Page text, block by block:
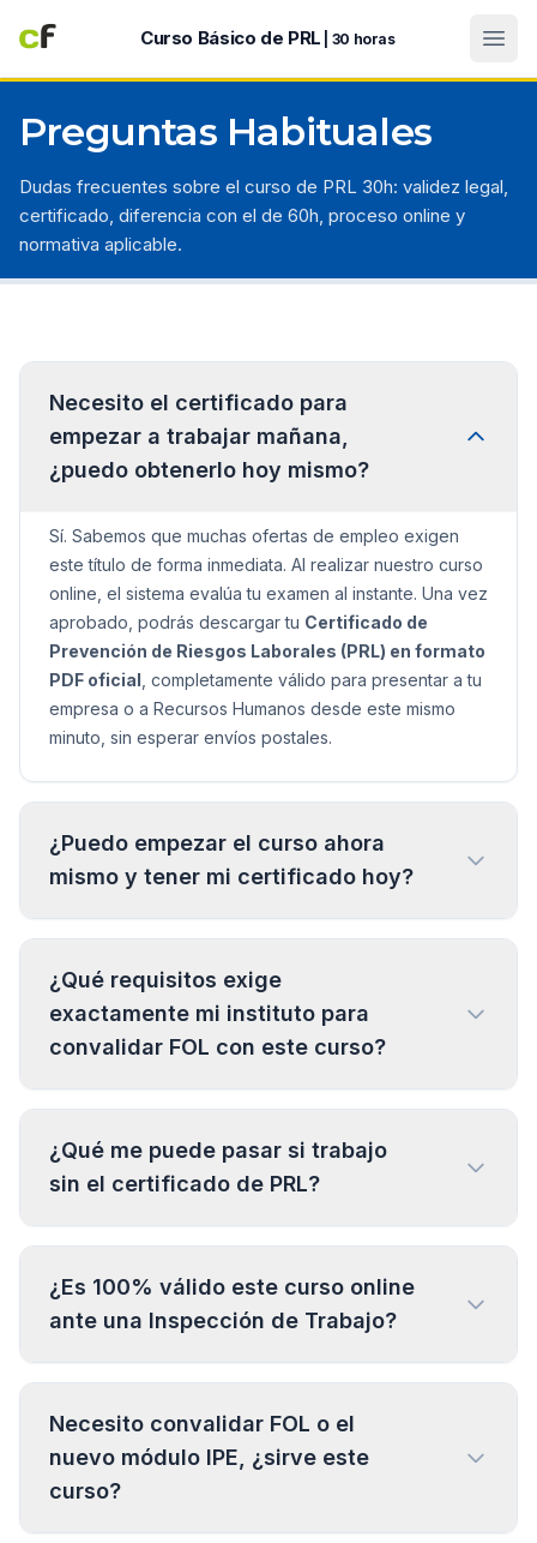
Curso Básico de PRL | 30 horas
Preguntas Habituales
Dudas frecuentes sobre el curso de PRL 30h: validez legal,
certificado, diferencia con el de 60h, proceso online y
normativa aplicable.
Necesito el certificado para
empezar a trabajar mañana,
¿puedo obtenerlo hoy mismo?
Sí. Sabemos que muchas ofertas de empleo exigen
este título de forma inmediata. Al realizar nuestro curso
online, el sistema evalúa tu examen al instante. Una vez
aprobado, podrás descargar tu Certificado de
Prevención de Riesgos Laborales (PRL) en formato
PDF oficial , completamente válido para presentar a tu
empresa o a Recursos Humanos desde este mismo
minuto, sin esperar envíos postales.
¿Puedo empezar el curso ahora
mismo y tener mi certificado hoy?
¿Qué requisitos exige
exactamente mi instituto para
convalidar FOL con este curso?
¿Qué me puede pasar si trabajo
sin el certificado de PRL?
¿Es 100% válido este curso online
ante una Inspección de Trabajo?
Necesito convalidar FOL o el
nuevo módulo IPE, ¿sirve este
curso?